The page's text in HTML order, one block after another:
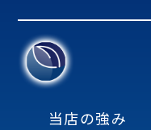
当店の強み